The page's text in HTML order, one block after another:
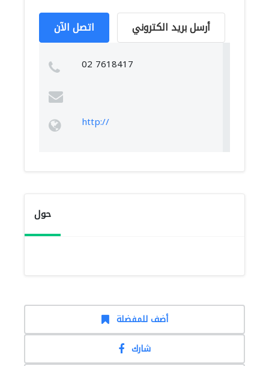
اتصل الآن أرسل بريد الكتروني
02 7618417
http://
حول
أضف للمفضلة
شارك